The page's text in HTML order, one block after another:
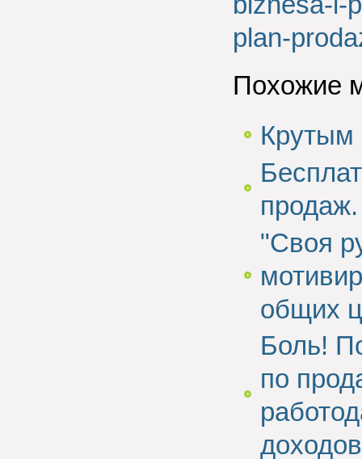
plan-
Похожие
Крутым
"Своя
общих
Боль!
по